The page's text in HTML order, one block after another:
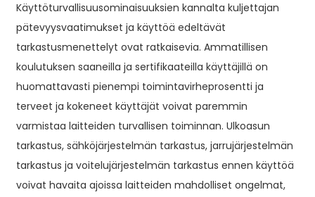
Käyttöturvallisuusominaisuuksien kannalta kuljettajan
pätevyysvaatimukset ja käyttöä edeltävät
tarkastusmenettelyt ovat ratkaisevia. Ammatillisen
koulutuksen saaneilla ja sertifikaateilla käyttäjillä on
huomattavasti pienempi toimintavirheprosentti ja
terveet ja kokeneet käyttäjät voivat paremmin
varmistaa laitteiden turvallisen toiminnan. Ulkoasun
tarkastus, sähköjärjestelmän tarkastus, jarrujärjestelmän
tarkastus ja voitelujärjestelmän tarkastus ennen käyttöä
voivat havaita ajoissa laitteiden mahdolliset ongelmat,